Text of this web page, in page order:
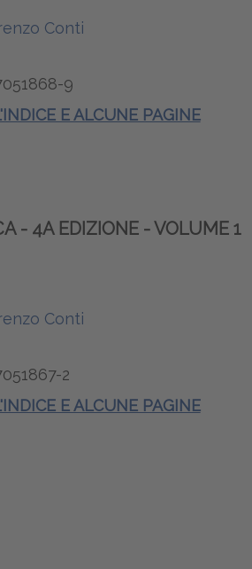
Conti
9
E ALCUNE PAGINE
- 4A EDIZIONE - VOLUME 1
Conti
2
E ALCUNE PAGINE